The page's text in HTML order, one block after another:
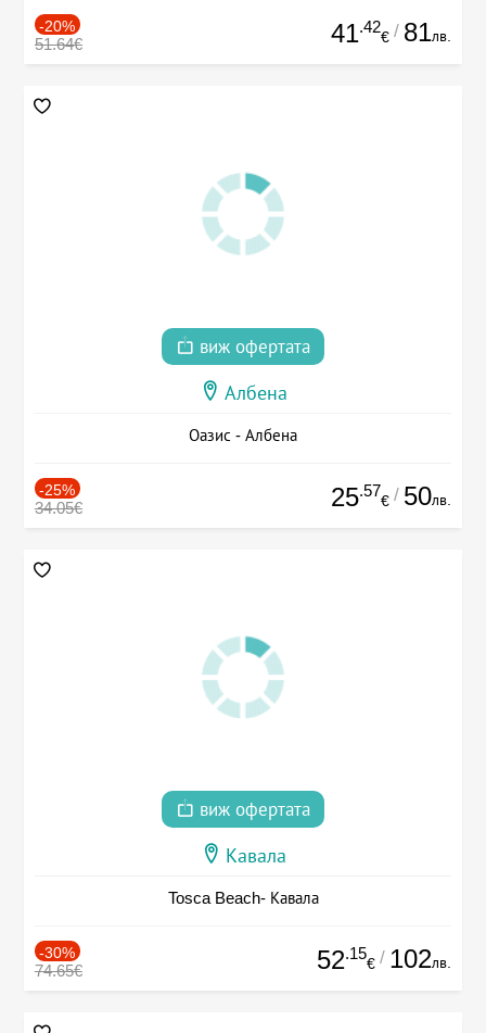
-20%
51.64€ 41.42
€ / 81лв.
виж офертата
Албена
Оазис - Албена
-25%
34.05€ 25.57
€ / 50лв.
виж офертата
Кавала
Tosca Beach- Кавала
-30%
74.65€ 52.15
€ / 102лв.